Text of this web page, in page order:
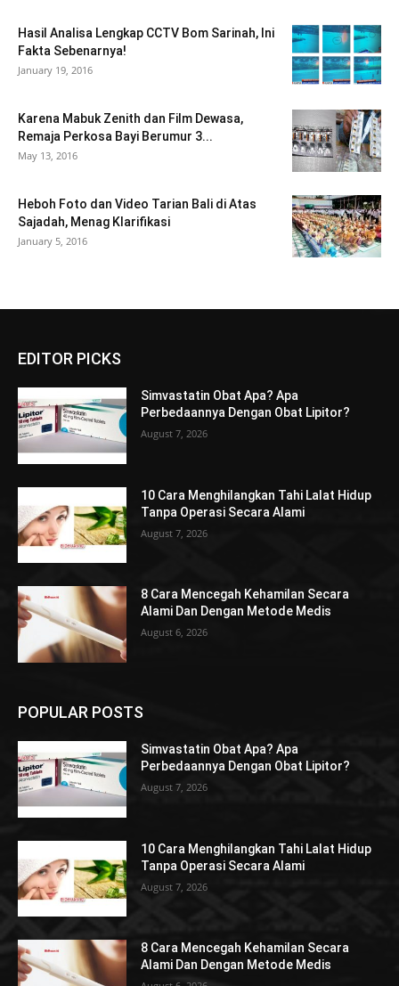
Hasil Analisa Lengkap CCTV Bom Sarinah, Ini
Fakta Sebenarnya!
January 19, 2016
Karena Mabuk Zenith dan Film Dewasa,
Remaja Perkosa Bayi Berumur 3...
May 13, 2016
Heboh Foto dan Video Tarian Bali di Atas
Sajadah, Menag Klarifikasi
January 5, 2016
EDITOR PICKS
Simvastatin Obat Apa? Apa
Perbedaannya Dengan Obat Lipitor?
August 7, 2026
10 Cara Menghilangkan Tahi Lalat Hidup
Tanpa Operasi Secara Alami
August 7, 2026
8 Cara Mencegah Kehamilan Secara
Alami Dan Dengan Metode Medis
August 6, 2026
POPULAR POSTS
Simvastatin Obat Apa? Apa
Perbedaannya Dengan Obat Lipitor?
August 7, 2026
10 Cara Menghilangkan Tahi Lalat Hidup
Tanpa Operasi Secara Alami
August 7, 2026
8 Cara Mencegah Kehamilan Secara
Alami Dan Dengan Metode Medis